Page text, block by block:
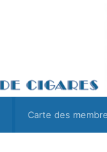
Carte des